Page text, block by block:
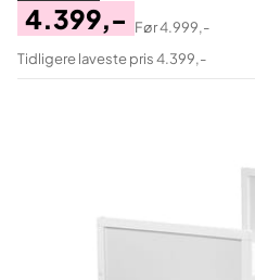
Pris
4.399,-
Original
Pris
Før4.999,-
Tidligere laveste pris 4.399,-